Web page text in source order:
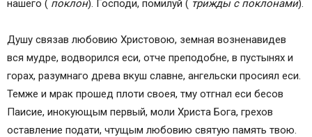
нашего ( поклон). Господи, помилуй ( трижды с поклонами).
Душу связав любовию Христовою, земная возненавидев
вся мудре, водворился еси, отче преподобне, в пустынях и
горах, разумнаго древа вкуш славне, ангельски просиял еси.
Темже и мрак прошед плоти своея, тму отгнал еси бесов
Паисие, инокующым первый, моли Христа Бога, грехов
оставление подати, чтущым любовию святую память твою.